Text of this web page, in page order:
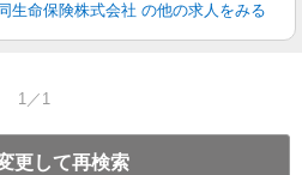
生命保険株式会社 の他の求人をみる
1／1
更して再検索